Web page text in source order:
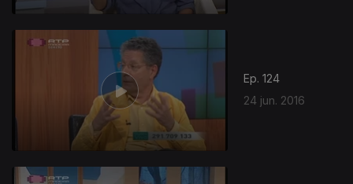
Ep. 124
24 jun. 2016